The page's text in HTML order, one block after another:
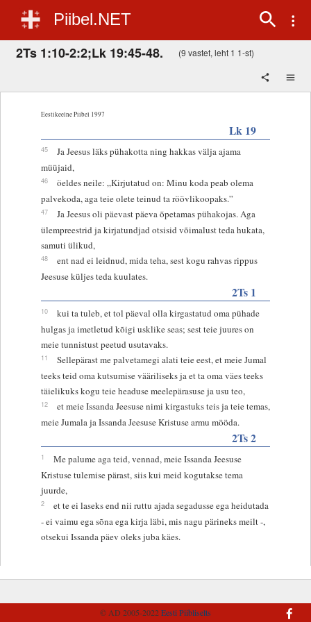
Piibel.NET
2Ts 1:10-2:2;Lk 19:45-48. (9 vastet, leht 1 1-st)
Eestikeelne Piibel 1997
Lk 19
45
Ja Jeesus läks pühakotta ning hakkas välja ajama
müüjaid,
46
öeldes neile: „Kirjutatud on: Minu koda peab olema
palvekoda, aga teie olete teinud ta röövlikoopaks.”
47
Ja Jeesus oli päevast päeva õpetamas pühakojas. Aga
ülempreestrid ja kirjatundjad otsisid võimalust teda hukata,
samuti ülikud,
48
ent nad ei leidnud, mida teha, sest kogu rahvas rippus
Jeesuse küljes teda kuulates.
2Ts 1
10
kui ta tuleb, et tol päeval olla kirgastatud oma pühade
hulgas ja imetletud kõigi usklike seas; sest teie juures on
meie tunnistust peetud usutavaks.
11
Sellepärast me palvetamegi alati teie eest, et meie Jumal
teeks teid oma kutsumise vääriliseks ja et ta oma väes teeks
täielikuks kogu teie headuse meelepärasuse ja usu teo,
12
et meie Issanda Jeesuse nimi kirgastuks teis ja teie temas,
meie Jumala ja Issanda Jeesuse Kristuse armu mööda.
2Ts 2
1
Me palume aga teid, vennad, meie Issanda Jeesuse
Kristuse tulemise pärast, siis kui meid kogutakse tema
juurde,
2
et te ei laseks end nii ruttu ajada segadusse ega heidutada
- ei vaimu ega sõna ega kirja läbi, mis nagu pärineks meilt -,
otsekui Issanda päev oleks juba käes.
© AD 2005-2022Eesti Piibliselts